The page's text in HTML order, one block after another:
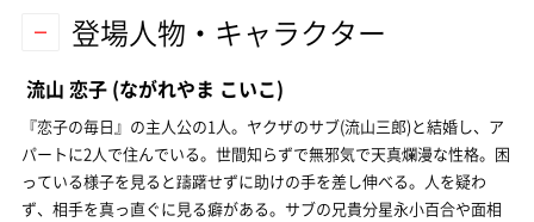
登場人物・キャラクター
流山 恋子 (ながれやま こいこ)
『恋子の毎日』の主人公の1人。ヤクザのサブ(流山三郎)と結婚し、ア
パートに2人で住んでいる。世間知らずで無邪気で天真爛漫な性格。困
っている様子を見ると躊躇せずに助けの手を差し伸べる。人を疑わ
ず、相手を真っ直ぐに見る癖がある。サブの兄貴分星永小百合や面相